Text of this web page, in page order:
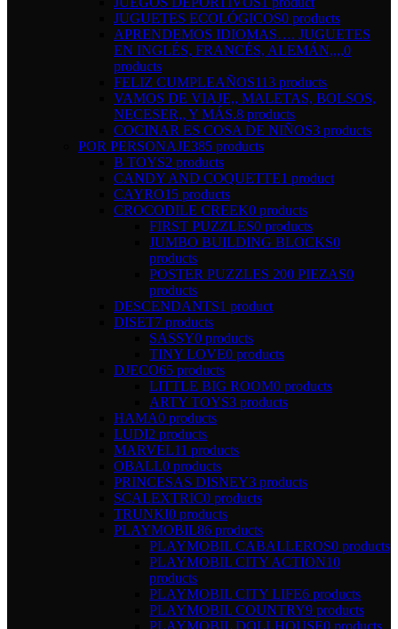
JUGUETES ECOLÓGICOS0 products
APRENDEMOS IDIOMAS…. JUGUETES
EN INGLÉS, FRANCÉS, ALEMÁN,,,,0
products
FELIZ CUMPLEAÑOS113 products
VAMOS DE VIAJE,, MALETAS, BOLSOS,
NECESER,, Y MÁS.8 products
COCINAR ES COSA DE NIÑOS3 products
POR PERSONAJE385 products
B TOYS2 products
CANDY AND COQUETTE1 product
CAYRO15 products
CROCODILE CREEK0 products
FIRST PUZZLES0 products
JUMBO BUILDING BLOCKS0
products
POSTER PUZZLES 200 PIEZAS0
products
DESCENDANTS1 product
DISET7 products
SASSY0 products
TINY LOVE0 products
DJECO65 products
LITTLE BIG ROOM0 products
ARTY TOYS3 products
HAMA0 products
LUDI2 products
MARVEL11 products
OBALL0 products
PRINCESAS DISNEY3 products
SCALEXTRIC0 products
TRUNKI0 products
PLAYMOBIL86 products
PLAYMOBIL CABALLEROS0 products
PLAYMOBIL CITY ACTION10
products
PLAYMOBIL CITY LIFE6 products
PLAYMOBIL COUNTRY9 products
PLAYMOBIL DOLLHOUSE0 products